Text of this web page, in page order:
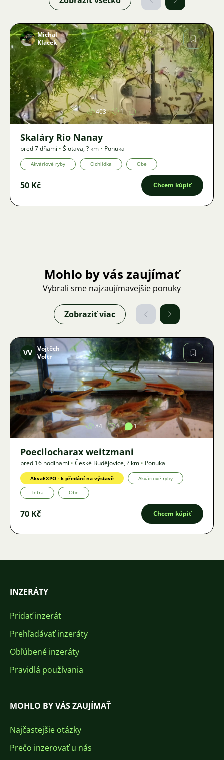
Obrázok
Michal
Klacek
403 1
Skaláry Rio Nanay
pred 7 dňami • Šlotava,? km • Ponuka
Akváriové ryby Cichlidka Obe
50 Kč Chcem kúpiť
Mohlo by vás zaujímať
Vybrali sme najzaujímavejšie ponuky
Zobraziť viac
Obrázok
VV Vojtěch
Voltr
84 1 1
Poecilocharax weitzmani
pred 16 hodinami • České Budějovice,? km • Ponuka
AkvaEXPO - k předání na výstavě Akváriové ryby
Tetra Obe
70 Kč Chcem kúpiť
INZERÁTY
Pridať inzerát
Prehľadávať inzeráty
Obľúbené inzeráty
Pravidlá používania
MOHLO BY VÁS ZAUJÍMAŤ
Najčastejšie otázky
Prečo inzerovať u nás